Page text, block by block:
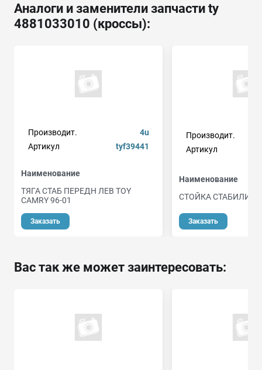
Аналоги и заменители запчасти ty
4881033010 (кроссы):
Производит.
4u
Артикул
tyf39441
Наименование
ТЯГА СТАБ ПЕРЕДН ЛЕВ TOY
CAMRY 96-01
Заказать
Производит.
Артикул
Наименование
СТОЙКА
Заказать
Вас так же может заинтересовать: